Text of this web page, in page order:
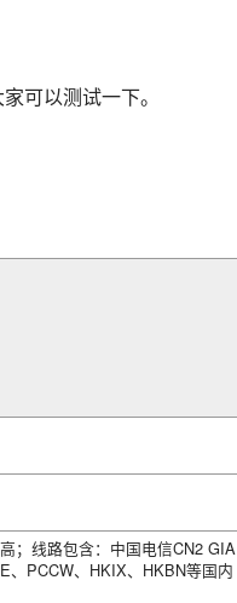
可以测试一下。
；线路包含：中国电信CN2 GIA
、PCCW、HKIX、HKBN等国内